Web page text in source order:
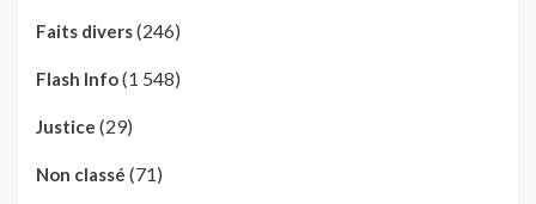
Faits divers(246)
Flash Info(1 548)
Justice (29)
Non classé (71)